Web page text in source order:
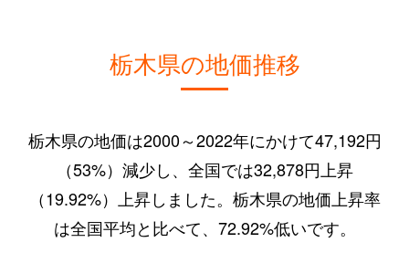
栃木県の地価推移
栃木県の地価は2000～2022年にかけて47,192円
（53%）減少し、全国では32,878円上昇
（19.92%）上昇しました。栃木県の地価上昇率
は全国平均と比べて、72.92%低いです。